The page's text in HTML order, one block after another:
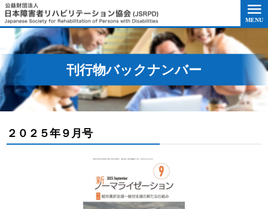
このページの本文へ移動
刊行物バックナンバー
２０２５年９月号